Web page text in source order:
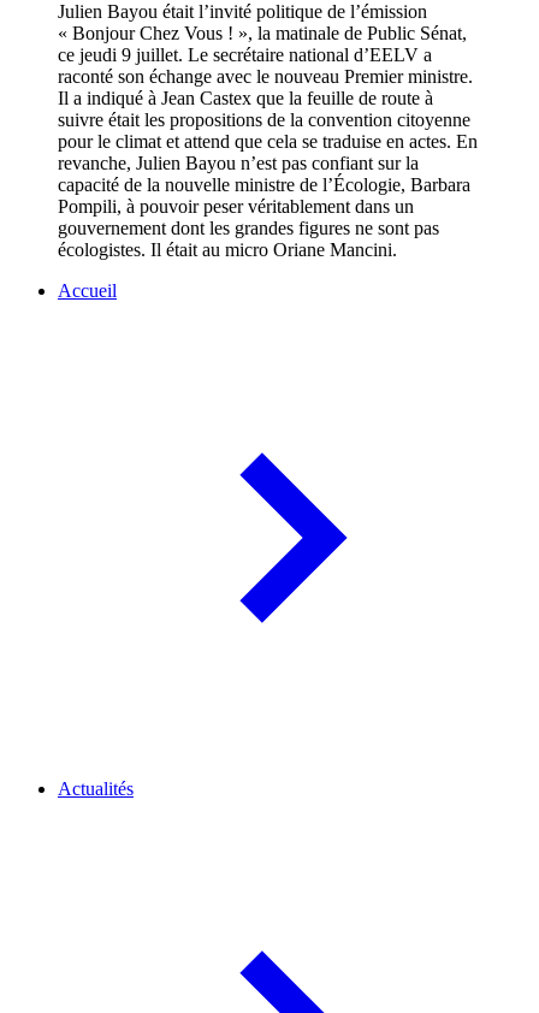
Julien Bayou était l’invité politique de l’émission
« Bonjour Chez Vous ! », la matinale de Public Sénat,
ce jeudi 9 juillet. Le secrétaire national d’EELV a
raconté son échange avec le nouveau Premier ministre.
Il a indiqué à Jean Castex que la feuille de route à
suivre était les propositions de la convention citoyenne
pour le climat et attend que cela se traduise en actes. En
revanche, Julien Bayou n’est pas confiant sur la
capacité de la nouvelle ministre de l’Écologie, Barbara
Pompili, à pouvoir peser véritablement dans un
gouvernement dont les grandes figures ne sont pas
écologistes. Il était au micro Oriane Mancini.
Accueil
Actualités